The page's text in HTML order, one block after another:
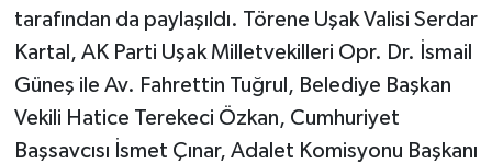
tarafından da paylaşıldı. Törene Uşak Valisi Serdar
Kartal, AK Parti Uşak Milletvekilleri Opr. Dr. İsmail
Güneş ile Av. Fahrettin Tuğrul, Belediye Başkan
Vekili Hatice Terekeci Özkan, Cumhuriyet
Başsavcısı İsmet Çınar, Adalet Komisyonu Başkanı